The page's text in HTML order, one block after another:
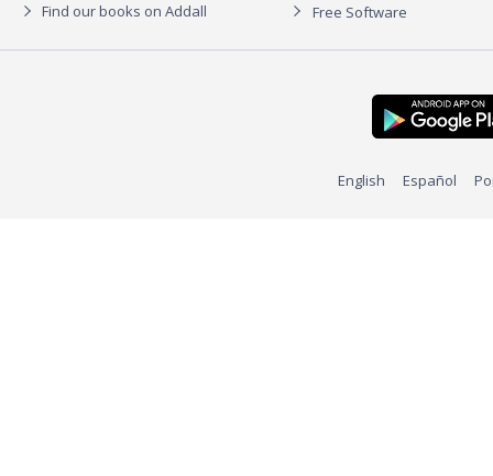
Find our books on Addall
Free Software
English Español